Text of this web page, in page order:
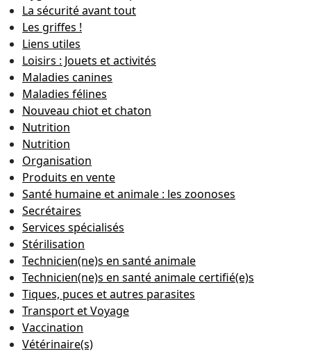
La sécurité avant tout
Les griffes !
Liens utiles
Loisirs : Jouets et activités
Maladies canines
Maladies félines
Nouveau chiot et chaton
Nutrition
Nutrition
Organisation
Produits en vente
Santé humaine et animale : les zoonoses
Secrétaires
Services spécialisés
Stérilisation
Technicien(ne)s en santé animale
Technicien(ne)s en santé animale certifié(e)s
Tiques, puces et autres parasites
Transport et Voyage
Vaccination
Vétérinaire(s)